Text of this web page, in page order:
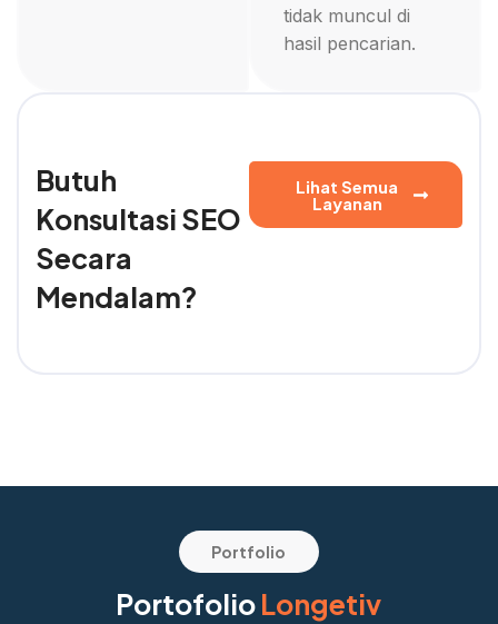
tidak muncul di
hasil pencarian.
Butuh
Konsultasi SEO
Secara
Mendalam?
Lihat Semua
Layanan
Portfolio
PortofolioLongetiv